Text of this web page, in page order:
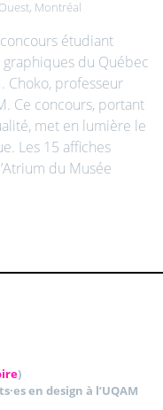
Montréal
étudiant
du Québec
Choko, professeur
Ce concours, portant
met en lumière le
Les 15 affiches
du Musée
)
en design à l’UQAM